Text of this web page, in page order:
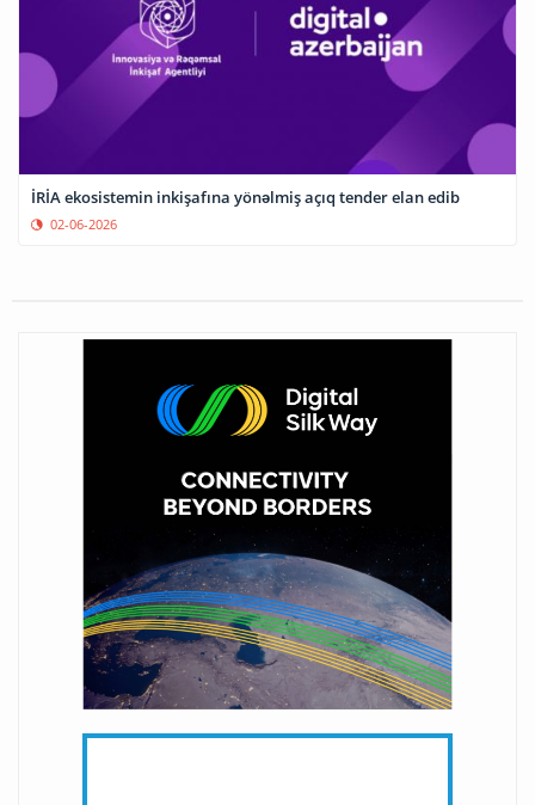
İRİA ekosistemin inkişafına yönəlmiş açıq tender elan edib
02-06-2026